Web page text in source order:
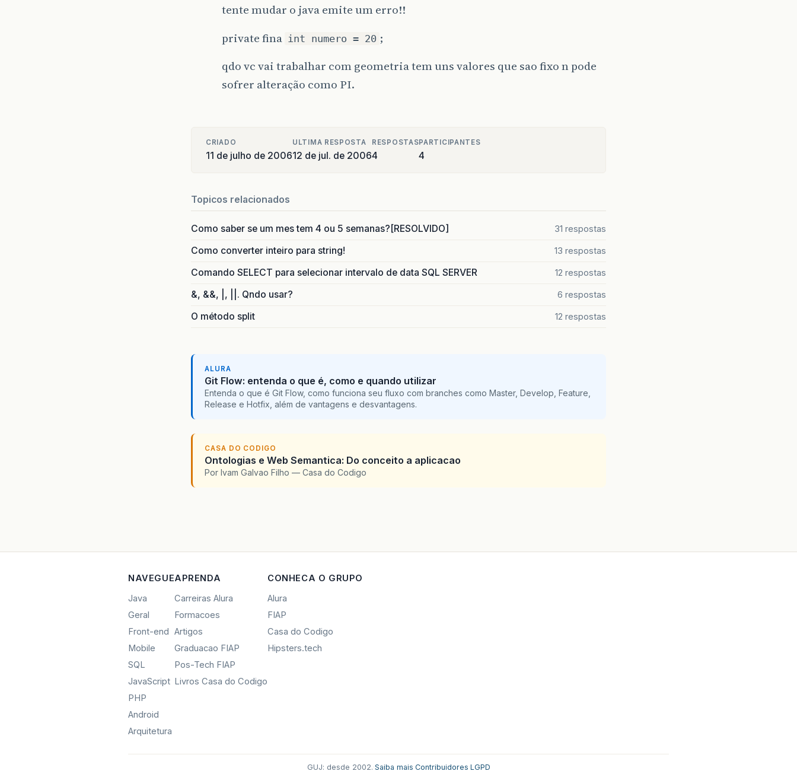
tente mudar o java emite um erro!!
private fina int numero = 20 ;
qdo vc vai trabalhar com geometria tem uns valores que sao fixo n pode
sofrer alteração como PI.
CRIADO
11 de julho de 2006
ULTIMA RESPOSTA
12 de jul. de 2006
RESPOSTAS
4
PARTICIPANTES
4
Topicos relacionados
Como saber se um mes tem 4 ou 5 semanas?[RESOLVIDO] 31 respostas
Como converter inteiro para string! 13 respostas
Comando SELECT para selecionar intervalo de data SQL SERVER 12 respostas
&, &&, |, ||. Qndo usar? 6 respostas
O método split 12 respostas
ALURA
Git Flow: entenda o que é, como e quando utilizar
Entenda o que é Git Flow, como funciona seu fluxo com branches como Master, Develop, Feature,
Release e Hotfix, além de vantagens e desvantagens.
CASA DO CODIGO
Ontologias e Web Semantica: Do conceito a aplicacao
Por Ivam Galvao Filho — Casa do Codigo
NAVEGUE
Java
Geral
Front-end
Mobile
SQL
JavaScript
PHP
Android
Arquitetura
APRENDA
Carreiras Alura
Formacoes
Artigos
Graduacao FIAP
Pos-Tech FIAP
Livros Casa do Codigo
CONHECA O GRUPO
Alura
FIAP
Casa do Codigo
Hipsters.tech
GUJ: desde 2002.·Saiba mais·Contribuidores·LGPD